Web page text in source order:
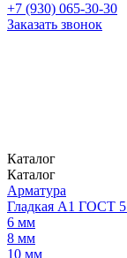
+7 (930) 065-30-30
Заказать звонок
Каталог
Каталог
Арматура
Гладкая А1 ГОСТ
6 мм
8 мм
10 мм